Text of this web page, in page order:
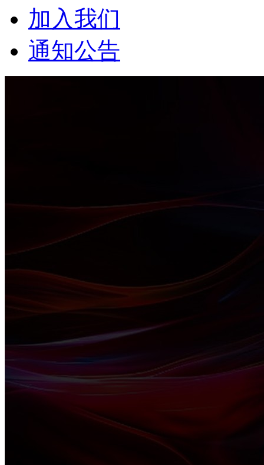
加入我们
通知公告